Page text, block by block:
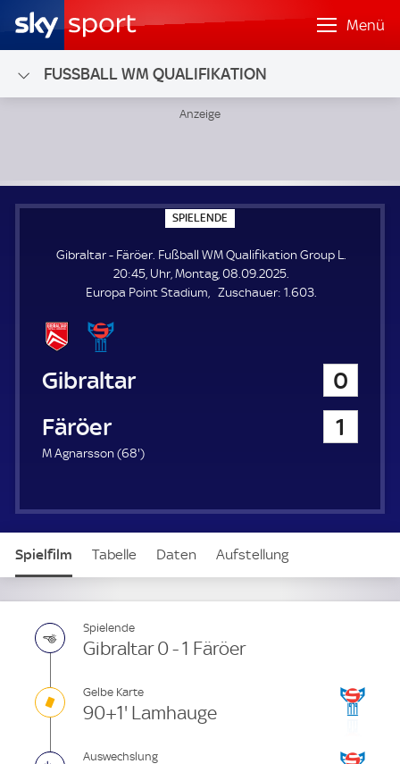
Menü
FUSSBALL WM QUALIFIKATION
SPIELENDE
P
E
L
E
N
Gibraltar - Färöer. Fußball WM Qualifikation Group L.
20:45, Uhr, Montag, 08.09.2025.
Europa Point Stadium
Zuschauer: Z1.603.
Gibraltar
0
Färöer
1
M Agnarsson (68'6
t
)
Spielfilm Tabelle Daten Aufstellung
Live
Spielende
Gibraltar 0 - 1 Färöer
Gelbe Karte
90+1' Lamhauge
Auswechslung